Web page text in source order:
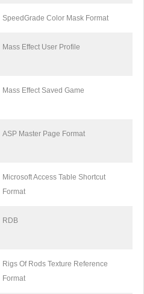
SpeedGrade Color Mask Format
Mass Effect User Profile
Mass Effect Saved Game
ASP Master Page Format
Microsoft Access Table Shortcut
Format
RDB
Rigs Of Rods Texture Reference
Format